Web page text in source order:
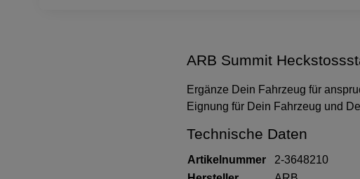
ARB Summit
Ergänze Dein Fahrzeug für
Eignung für Dein Fahrzeug und
Technische Daten
Artikelnummer
2-3648210